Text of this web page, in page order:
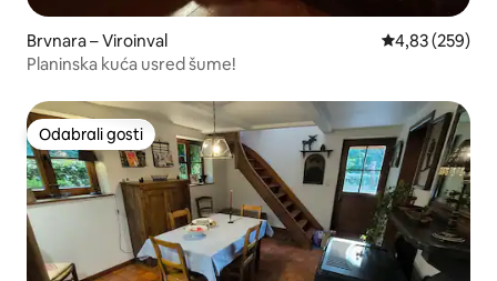
Brvnara – Viroinval Prosječna
4,83 (259)
Planinska kuća usred šume!
Odabrali gosti
Odabrali gosti